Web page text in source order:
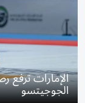
الجوجيتسو